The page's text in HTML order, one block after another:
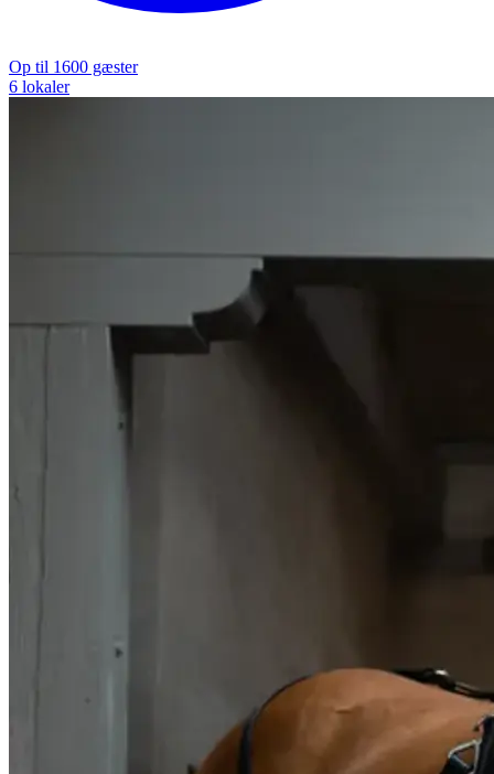
Op til 1600 gæster
6 lokaler